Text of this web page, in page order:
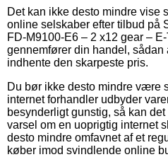
Det kan ikke desto mindre vise
online selskaber efter tilbud på
FD-M9100-E6 – 2 x12 gear –
gennemfører din handel, sådan
indhente den skarpeste pris.
Du bør ikke desto mindre være
internet forhandler udbyder
besynderligt gunstig, så kan
varsel om en uoprigtig internet
desto mindre omfavnet af et
køber imod svindlende online